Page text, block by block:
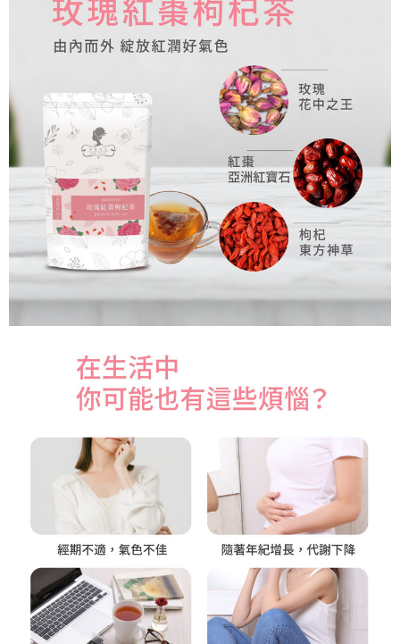
付款後萊爾富取貨
每筆NT$150
每筆NT$60，滿NT$899(含以上)免運費
付款後7-11取貨
每筆NT$60，滿NT$899(含以上)免運費
宅配-本島
每筆NT$100，滿NT$1,200(含以上)免運費
宅配-離島
每筆NT$220，滿NT$2,000(含以上)免運費
海外配送 查看運費